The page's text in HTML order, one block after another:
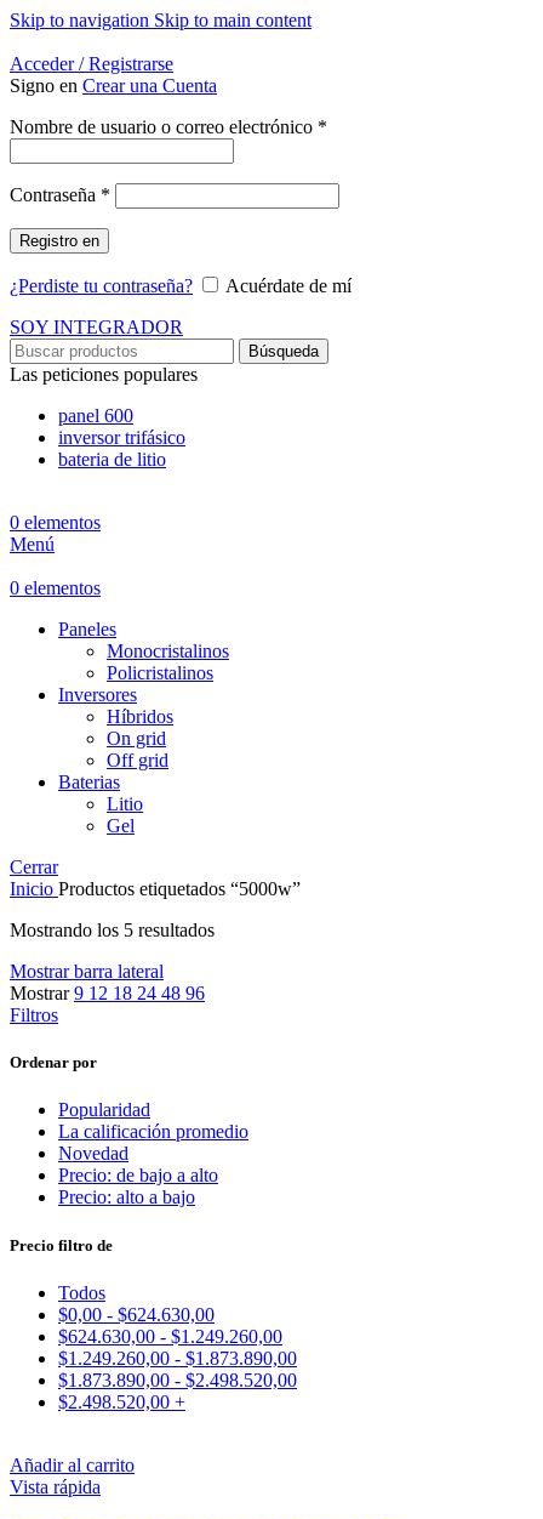
Skip to navigation Skip to main content
Acceder / Registrarse
Signo en Crear una Cuenta
Nombre de usuario o correo electrónico *
Contraseña *
Registro en
¿Perdiste tu contraseña?
Acuérdate de mí
SOY INTEGRADOR
Búsqueda
Las peticiones populares
panel 600
inversor trifásico
bateria de litio
0 elementos
Menú
0 elementos
Paneles
Monocristalinos
Policristalinos
Inversores
Híbridos
On grid
Off grid
Baterias
Litio
Gel
Cerrar
Inicio Productos etiquetados “5000w”
Mostrando los 5 resultados
Mostrar barra lateral
Mostrar9 12 18 24 48 96
Filtros
Ordenar por
Popularidad
La calificación promedio
Novedad
Precio: de bajo a alto
Precio: alto a bajo
Precio filtro de
Todos
$0,00 - $624.630,00
$624.630,00 - $1.249.260,00
$1.249.260,00 - $1.873.890,00
$1.873.890,00 - $2.498.520,00
$2.498.520,00 +
Añadir al carrito
Vista rápida